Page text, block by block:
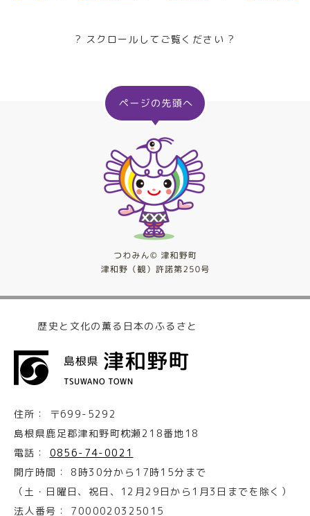
? スクロールしてご覧ください ?
歴史と文化の薫る日本のふるさと
住所：
〒699-5292
島根県鹿足郡津和野町枕瀬218番地18
電話：
0856-74-0021
開庁時間：
8時30分から17時15分まで
（土・日曜日、祝日、12月29日から1月3日までを除く）
法人番号：
7000020325015